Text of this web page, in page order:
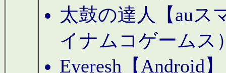
太鼓の達人【auス
イナムコゲームス
Eyeresh【Android